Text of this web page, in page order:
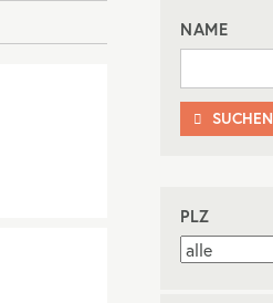
NAME
 SUCHEN
PLZ